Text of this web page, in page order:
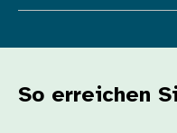
So erreichen